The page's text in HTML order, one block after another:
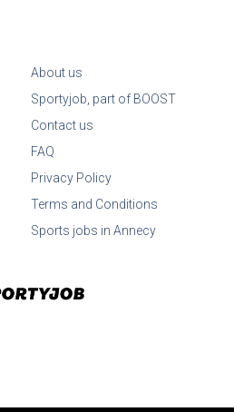
About us
Sportyjob, part of BOOST
Contact us
FAQ
Privacy Policy
Terms and Conditions
Sports jobs in Annecy